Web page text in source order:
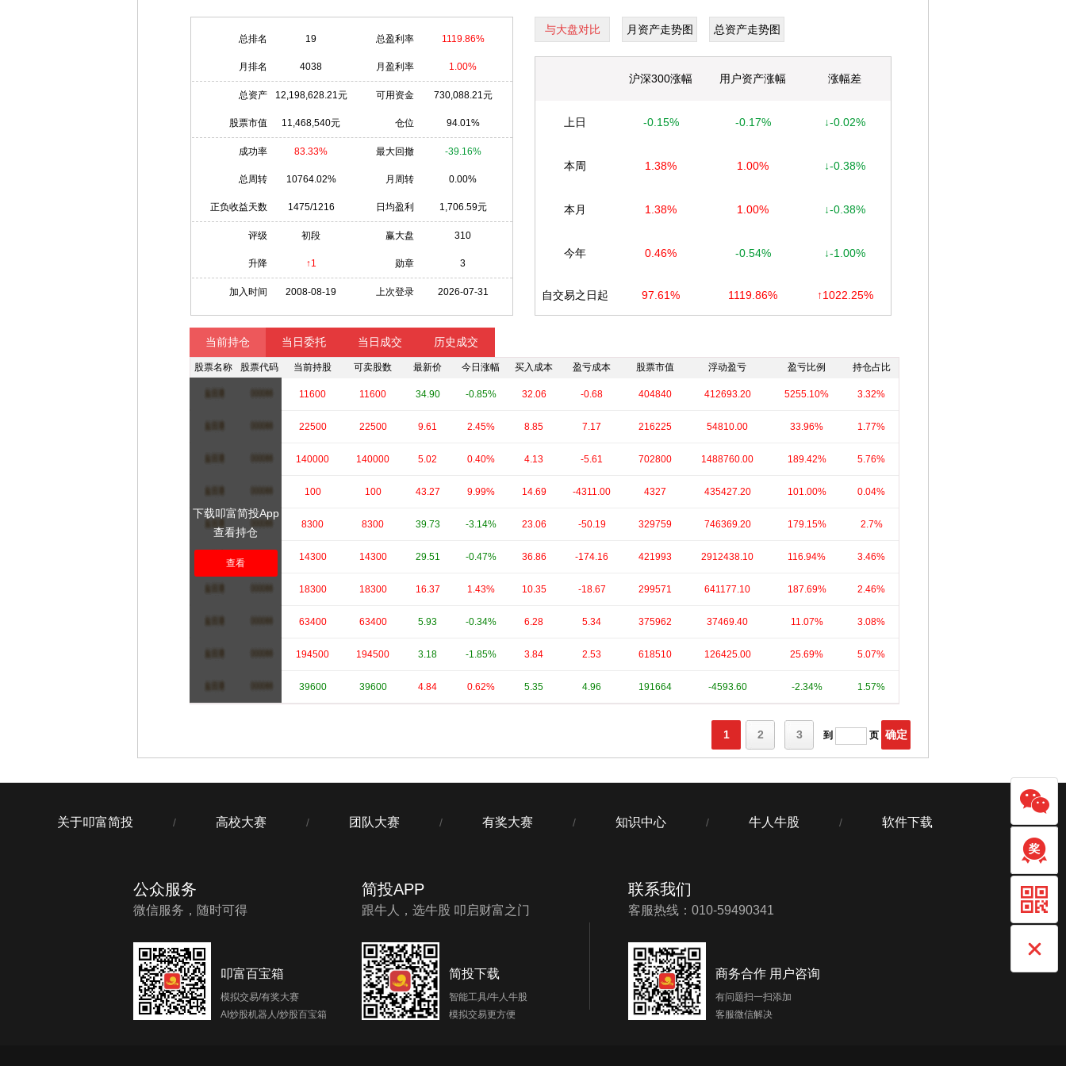
总排名 19 总盈利率 1119.86%
月排名 4038 月盈利率 1.00%
总资产 12,198,628.21元 可用资金 730,088.21元
股票市值 11,468,540元 仓位 94.01%
成功率 83.33% 最大回撤 -39.16%
总周转 10764.02% 月周转 0.00%
正负收益天数 1475/1216 日均盈利 1,706.59元
评级 初段 赢大盘 310
升降 ↑1 勋章 3
加入时间 2008-08-19 上次登录 2026-07-31
与大盘对比 月资产走势图 总资产走势图
沪深300涨幅 用户资产涨幅 涨幅差
上日 -0.15% -0.17% ↓-0.02%
本周 1.38% 1.00% ↓-0.38%
本月 1.38% 1.00% ↓-0.38%
今年 0.46% -0.54% ↓-1.00%
自交易之日起 97.61% 1119.86% ↑1022.25%
当前持仓 当日委托 当日成交 历史成交
股票名称 股票代码 当前持股 可卖股数 最新价 今日涨幅 买入成本 盈亏成本 股票市值 浮动盈亏 盈亏比例 持仓占比
**** 11600 11600 34.90 -0.85% 32.06 -0.68 404840 412693.20 5255.10% 3.32%
**** 22500 22500 9.61 2.45% 8.85 7.17 216225 54810.00 33.96% 1.77%
**** 140000 140000 5.02 0.40% 4.13 -5.61 702800 1488760.00 189.42% 5.76%
**** 100 100 43.27 9.99% 14.69 -4311.00 4327 435427.20 101.00% 0.04%
**** **** 8300 8300 39.73 -3.14% 23.06 -50.19 329759 746369.20 179.15% 2.7%
14300 14300 29.51 -0.47% 36.86 -174.16 421993 2912438.10 116.94% 3.46%
**** 18300 18300 16.37 1.43% 10.35 -18.67 299571 641177.10 187.69% 2.46%
**** 63400 63400 5.93 -0.34% 6.28 5.34 375962 37469.40 11.07% 3.08%
**** 194500 194500 3.18 -1.85% 3.84 2.53 618510 126425.00 25.69% 5.07%
**** 39600 39600 4.84 0.62% 5.35 4.96 191664 -4593.60 -2.34% 1.57%
下载叩富简投App
查看持仓
查看
1 2 3 到 页 确定
关于叩富简投 / 高校大赛 / 团队大赛 / 有奖大赛 / 知识中心 / 牛人牛股 / 软件下载
公众服务
微信服务，随时可得
叩富百宝箱
模拟交易/有奖大赛
AI炒股机器人/炒股百宝箱
简投APP
跟牛人，选牛股 叩启财富之门
简投下载
智能工具/牛人牛股
模拟交易更方便
联系我们
客服热线：010-59490341
商务合作 用户咨询
有问题扫一扫添加
客服微信解决